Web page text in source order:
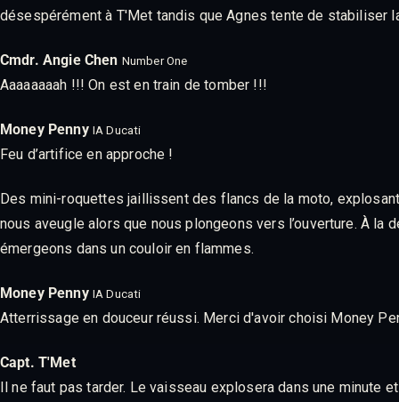
désespérément à T'Met tandis que Agnes tente de stabiliser
Cmdr. Angie Chen Number One
Aaaaaaaah !!! On est en train de tomber !!!
Money Penny IA Ducati
Feu d’artifice en approche !
Des mini-roquettes jaillissent des flancs de la moto,
nous aveugle alors que nous plongeons vers l’ouverture. À
émergeons dans un couloir en flammes.
Money Penny IA Ducati
Atterrissage en douceur réussi. Merci d'avoir choisi Money
Capt. T'Met
Il ne faut pas tarder. Le vaisseau explosera dans une minute